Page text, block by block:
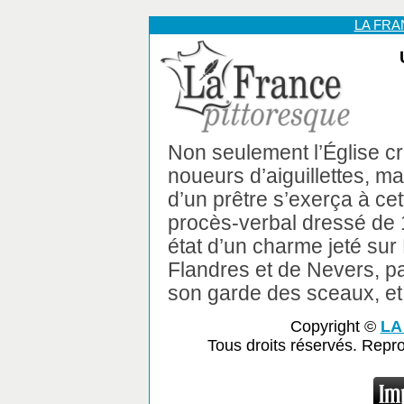
LA
Non seulement l’Église
noueurs d’aiguillettes,
d’un prêtre s’exerça à
procès-verbal dressé de
état d’un charme jeté
Flandres et de Nevers,
son garde des sceaux,
Copyright ©
Tous droits réservés.